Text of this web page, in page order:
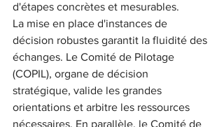
d'étapes concrètes et mesurables.
La mise en place d'instances de
décision robustes garantit la fluidité des
échanges. Le Comité de Pilotage
(COPIL), organe de décision
stratégique, valide les grandes
orientations et arbitre les ressources
nécessaires. En parallèle, le Comité de